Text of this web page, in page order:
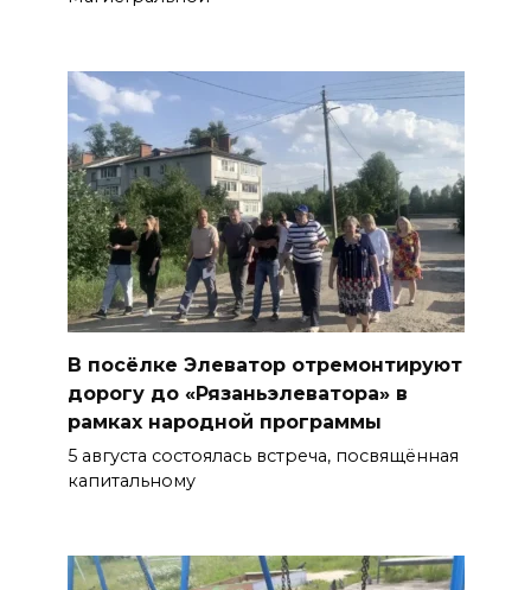
В посёлке Элеватор отремонтируют
дорогу до «Рязаньэлеватора» в
рамках народной программы
5 августа состоялась встреча, посвящённая
капитальному